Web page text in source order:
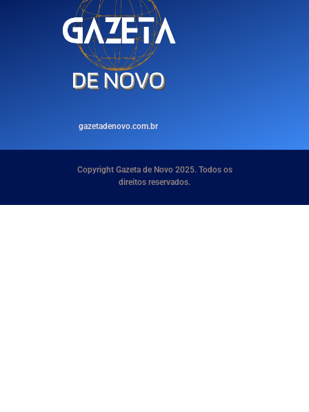
gazetadenovo.com.br
Copyright Gazeta de Novo 2025. Todos os
direitos reservados.